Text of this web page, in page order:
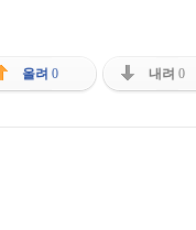
올려 0 내려 0